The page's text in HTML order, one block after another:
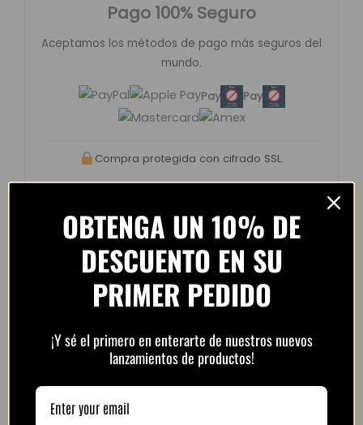
Pago 100% Seguro
Aceptamos los métodos de pago más seguros del
mundo.
Pay Pay
Compra protegida con cifrado SSL.
Opiniones de clientes –
PlayFutbol
1.240
opiniones
“Camiseta mejor de lo esperado. El envío
OBTENGA UN 10% DE
DESCUENTO EN SU
PRIMER PEDIDO
¡Y sé el primero en enterarte de nuestros nuevos
lanzamientos de productos!